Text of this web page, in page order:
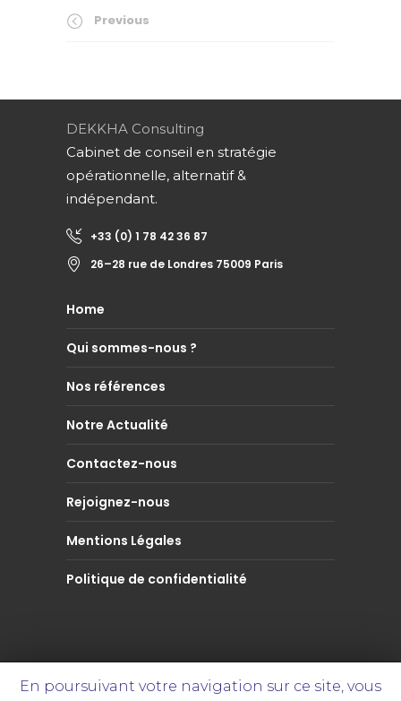
Previous
DEKKHA Consulting
Cabinet de conseil en stratégie
opérationnelle, alternatif &
indépendant.
+33 (0) 1 78 42 36 87
26–28 rue de Londres 75009 Paris
Home
Qui sommes-nous ?
Nos références
Notre Actualité
Contactez-nous
Rejoignez-nous
Mentions Légales
Politique de confidentialité
© DEKKHA Consulting - Knowledge is Key
En poursuivant votre navigation sur ce site, vous